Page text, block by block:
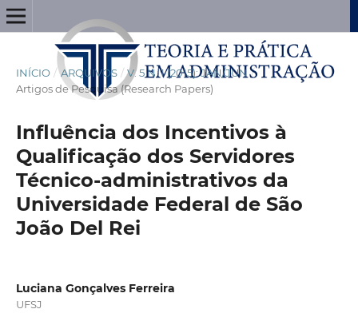
INÍCIO / ARQUIVOS / V. 5 N. 1 (2015): JAN/JUN /
Artigos de Pesquisa (Research Papers)
Influência dos Incentivos à
Qualificação dos Servidores
Técnico-administrativos da
Universidade Federal de São
João Del Rei
Luciana Gonçalves Ferreira
UFSJ